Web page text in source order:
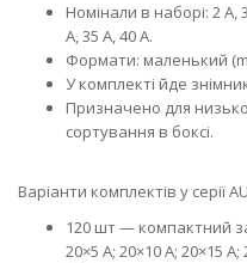
Номінали в наборі: 2 А,
А, 35 А, 40 А.
Формати: маленький
У комплекті йде
Призначено для
сортування в боксі.
Варіанти комплектів у серії
120 шт — компактний
20×5 А; 20×10 А; 20×15 А;